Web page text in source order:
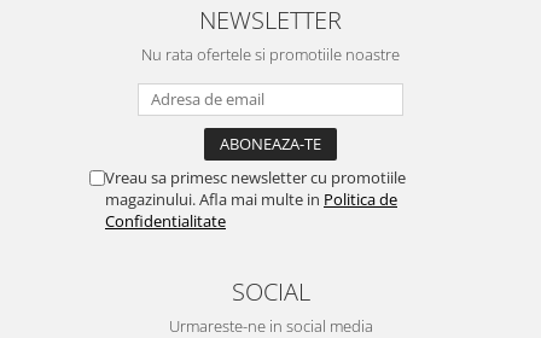
Aparate de Aer conditionat 27000
Panouri solare presurizate si
Accesorii Panouri solare
Pompe de circulaţie pentru
Incazire in Pardoseala
NEWSLETTER
Nu rata ofertele si promotiile noastre
Vreau sa primesc newsletter cu promotiile
magazinului. Afla mai multe in Politica de
Confidentialitate
SOCIAL
Urmareste-ne in social media